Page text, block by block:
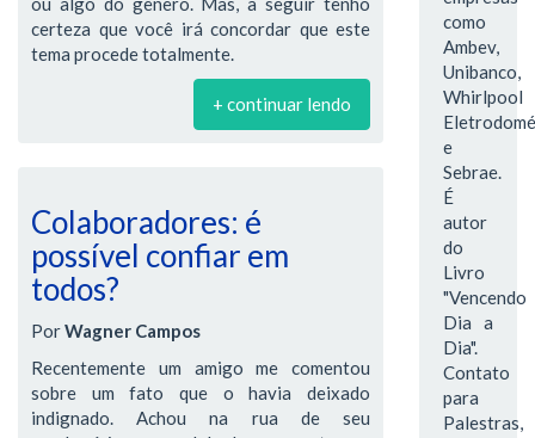
certeza que você irá concordar que este
tema procede totalmente.
+ continuar lendo
Colaboradores: é
possível confiar em
todos?
PorWagner Campos
Recentemente um amigo me comentou
sobre um fato que o havia deixado
indignado. Achou na rua de seu
como
Ambev,
Unibanco,
Whirlpool
e
Sebrae.
É
autor
do
Livro
"Vencendo
Dia a
Dia".
Contato
para
Palestras,